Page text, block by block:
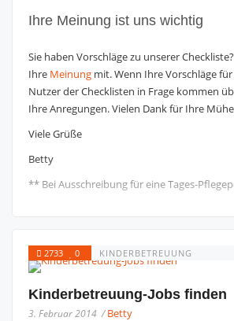
Ihre Meinung ist uns wichtig
Sie haben Vorschläge zu unserer
Ihre Meinung mit. Wenn Ihre Vorschläge
Nutzer der Checklisten in Frage kommen
Ihre Anregungen. Vielen Dank für Ihre
Viele Grüße
Betty
** Bei Ausschreibung für eine Tages-
2733 0 KINDERBETREUUNG
Kinderbetreuung-Jobs finden
3. Februar 2014 /Betty